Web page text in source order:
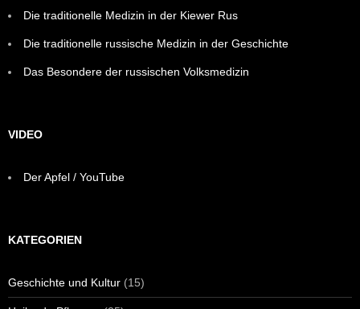
Die traditionelle Medizin in der Kiewer Rus
Die traditionelle russische Medizin in der Geschichte
Das Besondere der russischen Volksmedizin
VIDEO
Der Apfel / YouTube
KATEGORIEN
Geschichte und Kultur (15)